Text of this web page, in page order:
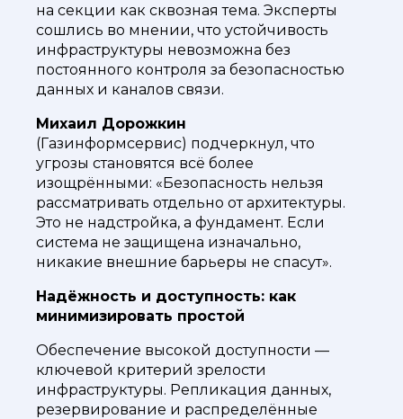
на секции как сквозная тема. Эксперты
сошлись во мнении, что устойчивость
инфраструктуры невозможна без
постоянного контроля за безопасностью
данных и каналов связи.
Михаил Дорожкин
(Газинформсервис) подчеркнул, что
угрозы становятся всё более
изощрёнными: «Безопасность нельзя
рассматривать отдельно от архитектуры.
Это не надстройка, а фундамент. Если
система не защищена изначально,
никакие внешние барьеры не спасут».
Надёжность и доступность: как
минимизировать простой
Обеспечение высокой доступности —
ключевой критерий зрелости
инфраструктуры. Репликация данных,
резервирование и распределённые